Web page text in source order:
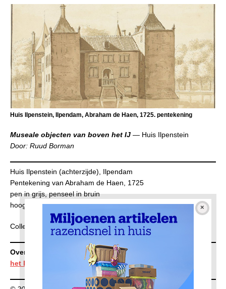
Huis Ilpenstein, Ilpendam, Abraham de Haen, 1725. pentekening
Museale objecten van boven het IJ — Huis Ilpenstein
Door: Ruud Borman
Huis Ilpenstein (achterzijde), Ilpendam
Pentekening van Abraham de Haen, 1725
pen in grijs, penseel in bruin
hoogte 152 mm × breedte 241 mm
Collectie Rijksmuseum
Overzicht alle afleveringenMuseale objecten van boven
het IJ